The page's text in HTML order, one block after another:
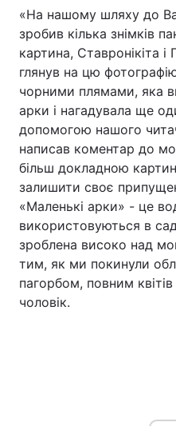
«На нашому шляху до
зробив кілька знімків
картина, Ставронікіта
глянув на цю
чорними плямами, яка
арки і нагадувала ще
допомогою нашого
написав коментар до
більш докладною
залишити своє
«Маленькі арки» - це
використовуються в
зроблена високо над
тим, як ми покинули
пагорбом, повним
чоловік.